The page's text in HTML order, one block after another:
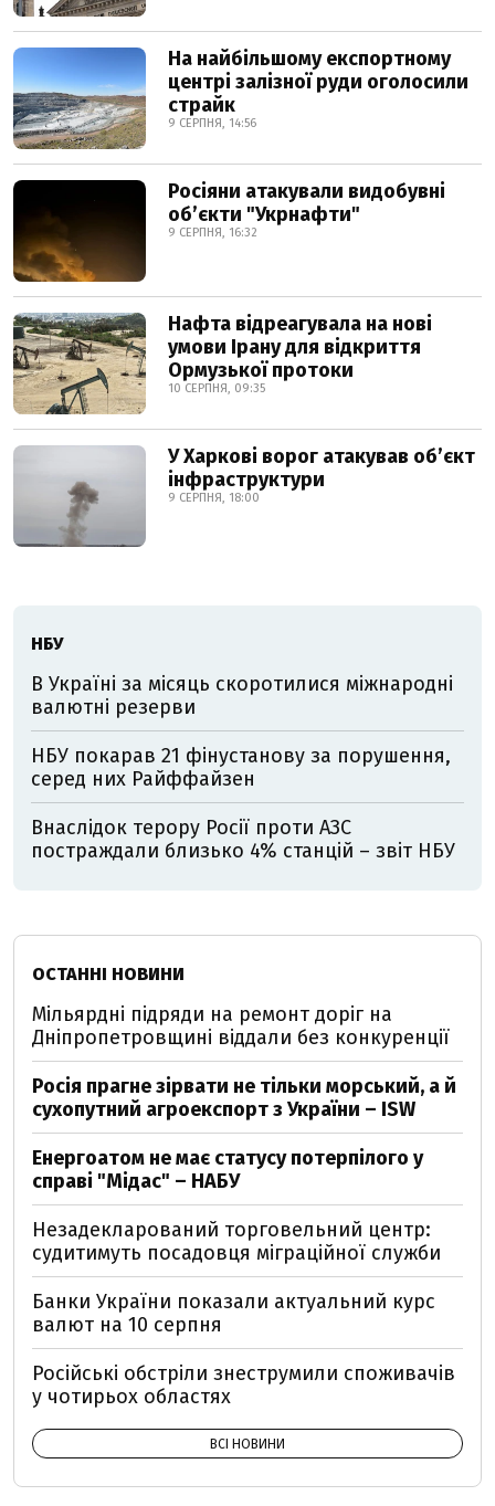
На найбільшому експортному
центрі залізної руди оголосили
страйк
9 СЕРПНЯ, 14:56
Росіяни атакували видобувні
обʼєкти "Укрнафти"
9 СЕРПНЯ, 16:32
Нафта відреагувала на нові
умови Ірану для відкриття
Ормузької протоки
10 СЕРПНЯ, 09:35
У Харкові ворог атакував обʼєкт
інфраструктури
9 СЕРПНЯ, 18:00
НБУ
В Україні за місяць скоротилися міжнародні
валютні резерви
НБУ покарав 21 фінустанову за порушення,
серед них Райффайзен
Внаслідок терору Росії проти АЗС
постраждали близько 4% станцій – звіт НБУ
ОСТАННІ НОВИНИ
Мільярдні підряди на ремонт доріг на
Дніпропетровщині віддали без конкуренції
Росія прагне зірвати не тільки морський, а й
сухопутний агроекспорт з України – ISW
Енергоатом не має статусу потерпілого у
справі "Мідас" – НАБУ
Незадекларований торговельний центр:
судитимуть посадовця міграційної служби
Банки України показали актуальний курс
валют на 10 серпня
Російські обстріли знеструмили споживачів
у чотирьох областях
ВСІ НОВИНИ